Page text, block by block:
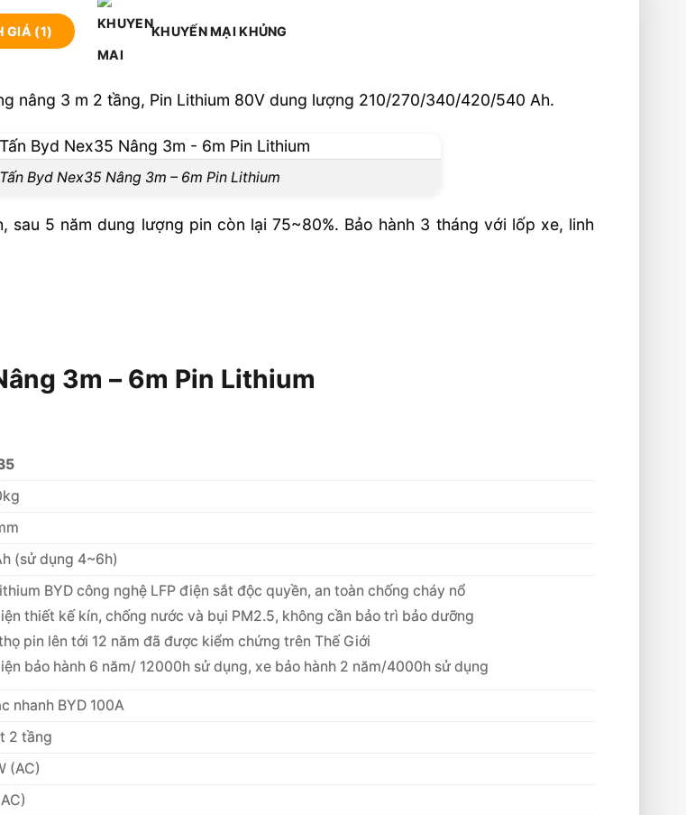
GIÁ (1) KHUYẾN MẠI KHỦNG
nâng 3 m 2 tầng, Pin Lithium 80V dung lượng 210/270/340/420/540 Ah.
Byd Nex35 Nâng 3m – 6m Pin Lithium
sau 5 năm dung lượng pin còn lại 75~80%. Bảo hành 3 tháng với lốp xe, linh
3m – 6m Pin Lithium
(sử dụng 4~6h)
BYD công nghệ LFP điện sắt độc quyền, an toàn chống cháy nổ
thiết kế kín, chống nước và bụi PM2.5, không cần bảo trì bảo dưỡng
pin lên tới 12 năm đã được kiểm chứng trên Thế Giới
bảo hành 6 năm/ 12000h sử dụng, xe bảo hành 2 năm/4000h sử dụng
nhanh BYD 100A
2 tầng
(AC)